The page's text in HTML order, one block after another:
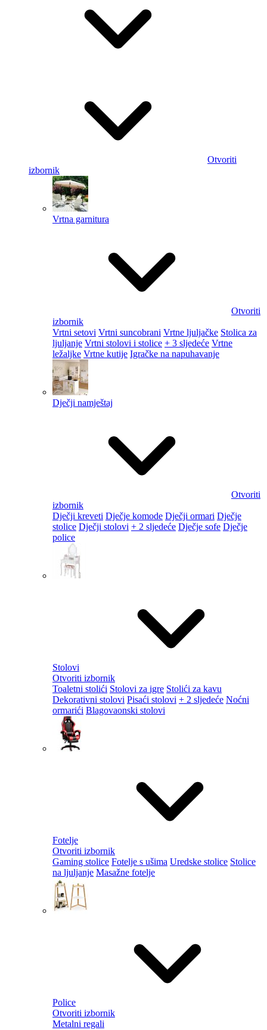
Otvoriti
izbornik
Vrtna garnitura
Otvoriti
izbornik
Vrtni setovi Vrtni suncobrani Vrtne ljuljačke Stolica za
ljuljanje Vrtni stolovi i stolice + 3 sljedeće Vrtne
ležaljke Vrtne kutije Igračke na napuhavanje
Dječji namještaj
Otvoriti
izbornik
Dječji kreveti Dječje komode Dječji ormari Dječje
stolice Dječji stolovi + 2 sljedeće Dječje sofe Dječje
police
Stolovi
Otvoriti izbornik
Toaletni stolići Stolovi za igre Stolići za kavu
Dekorativni stolovi Pisaći stolovi + 2 sljedeće Noćni
ormarići Blagovaonski stolovi
Fotelje
Otvoriti izbornik
Gaming stolice Fotelje s ušima Uredske stolice Stolice
na ljuljanje Masažne fotelje
Police
Otvoriti izbornik
Metalni regali